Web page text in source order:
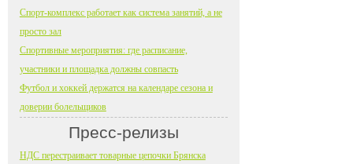
Спорт-комплекс работает как система занятий, а не
просто зал
Спортивные мероприятия: где расписание,
участники и площадка должны совпасть
Футбол и хоккей держатся на календаре сезона и
доверии болельщиков
Пресс-релизы
НДС перестраивает товарные цепочки Брянска